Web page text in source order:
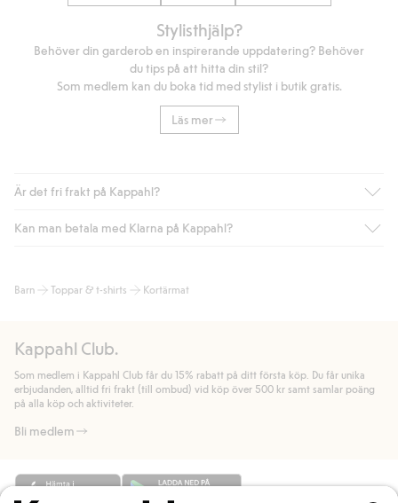
Stylisthjälp?
Behöver din garderob en inspirerande uppdatering? Behöver
du tips på att hitta din stil?
Som medlem kan du boka tid med stylist i butik gratis.
Läs mer
Är det fri frakt på Kappahl?
Är du medlem i Kappahl Club har du alltid gratis frakt till butik
automatik efter du loggat in och identifierats som medlem.
handlar för.
Läs mer
Kan man betala med Klarna på Kappahl?
bland annat faktura och swish men även andra betalningssätt.
allmänna villkor.
Läs mer
Barn Toppar & t-shirts Kortärmat
Kappahl Club.
Som medlem i Kappahl Club får du 15% rabatt på ditt första köp. Du får unika
erbjudanden, alltid fri frakt (till ombud) vid köp över 500 kr samt samlar poäng
på alla köp och aktiviteter.
Bli medlem